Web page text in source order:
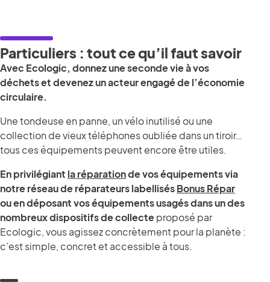
Particuliers : tout ce qu’il faut savoir
Avec Ecologic, donnez une seconde vie à vos
déchets et devenez un acteur engagé de l’économie
circulaire.
Une tondeuse en panne, un vélo inutilisé ou une
collection de vieux téléphones oubliée dans un tiroir…
tous ces équipements peuvent encore être utiles.
En privilégiant la réparationde vos équipements via
notre réseau de réparateurs labellisésBonus Répar
ou en déposant vos équipements usagés dans un des
nombreux dispositifs de collecteproposé par
Ecologic, vous agissez concrètement pour la planète :
c’est simple, concret et accessible à tous.